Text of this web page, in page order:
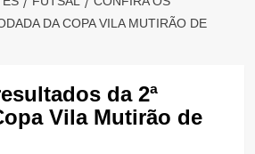
DA COPA VILA MUTIRÃO DE
da 2ª
Vila Mutirão de